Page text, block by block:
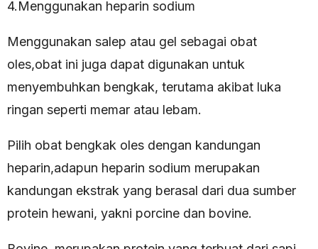
4.Menggunakan heparin sodium
Menggunakan salep atau gel sebagai obat
oles,obat ini juga dapat digunakan untuk
menyembuhkan bengkak, terutama akibat luka
ringan seperti memar atau lebam.
Pilih obat bengkak oles dengan kandungan
heparin,adapun heparin sodium merupakan
kandungan ekstrak yang berasal dari dua sumber
protein hewani, yakni porcine dan bovine.